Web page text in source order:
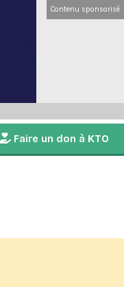
Contenu sponsorisé
Faire un don à KTO